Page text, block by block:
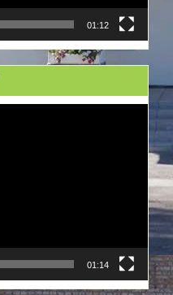
01:12
01:14